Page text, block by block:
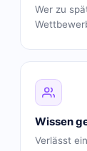
Wer zu
Wissen
Verlässt